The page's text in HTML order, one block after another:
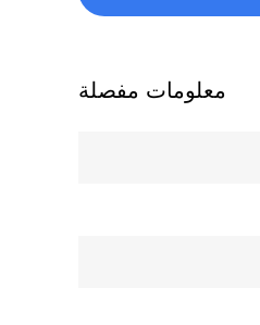
معلومات مفصلة